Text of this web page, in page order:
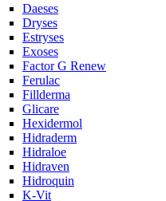
Daeses
Dryses
Estryses
Exoses
Factor G Renew
Ferulac
Fillderma
Glicare
Hexidermol
Hidraderm
Hidraloe
Hidraven
Hidroquin
K-Vit